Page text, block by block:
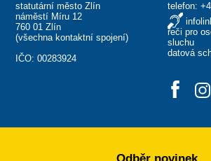
statutární město Zlín
náměstí Míru 12
760 01 Zlín
(všechna kontaktní spojení)
IČO: 00283924
telefon:
řeči pro
sluchu
datová